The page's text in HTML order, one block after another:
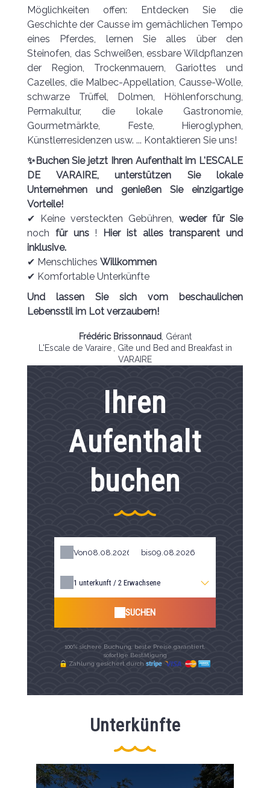
Möglichkeiten offen:
Entdecken Sie die
Geschichte der Causse im gemächlichen Tempo
eines Pferdes, lernen Sie alles über den
Steinofen, das Schweißen, essbare Wildpflanzen
der Region, Trockenmauern, Gariottes und
Cazelles, die Malbec-Appellation, Causse-Wolle,
schwarze Trüffel, Dolmen, Höhlenforschung,
Permakultur, die lokale Gastronomie,
Gourmetmärkte, Feste, Hieroglyphen,
Künstlerresidenzen usw. ... Kontaktieren Sie uns!
✨Buchen Sie jetzt Ihren Aufenthalt im L'ESCALE
DE VARAIRE, unterstützen Sie lokale
Unternehmen und genießen Sie einzigartige
Vorteile!
✔ Keine versteckten Gebühren, weder für Sie
noch für uns!
Hier ist alles transparent und
inklusive.
✔ Menschliches Willkommen
✔ Komfortable Unterkünfte
Und lassen Sie sich vom beschaulichen
Lebensstil im Lot verzaubern!
Frédéric Brissonnaud, Gérant
L'Escale de Varaire
, Gîte und Bed and Breakfast in
VARAIRE
Ihren
Aufenthalt
buchen
Von bis
1 unterkunft / 2 Erwachsene
SUCHEN
100% sichere Buchung, beste Preise garantiert,
sofortige Bestätigung
Zahlung gesichert durch
Unterkünfte